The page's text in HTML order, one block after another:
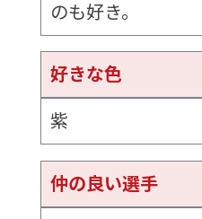
のも好き。
好きな色
紫
仲の良い選手